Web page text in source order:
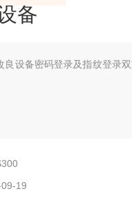
备
良设备密码登录及指纹登录
19